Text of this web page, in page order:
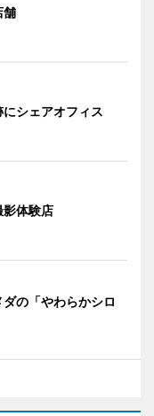
舗
にシェアオフィス
影体験店
の「やわらかシロ